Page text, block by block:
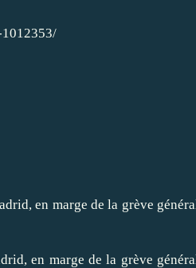
en marge de la grève